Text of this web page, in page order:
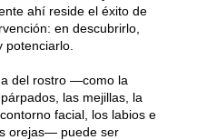
ahí reside el éxito de
en descubrirlo,
potenciarlo.
del rostro —como la
las mejillas, la
facial, los labios e
orejas— puede ser